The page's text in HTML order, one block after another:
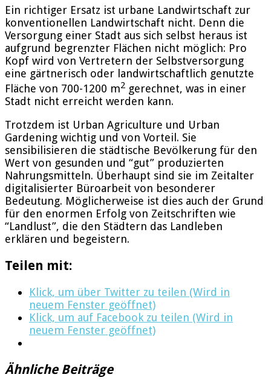
Ein richtiger Ersatz ist urbane Landwirtschaft zur
konventionellen Landwirtschaft nicht. Denn die
Versorgung einer Stadt aus sich selbst heraus ist
aufgrund begrenzter Flächen nicht möglich: Pro
Kopf wird von Vertretern der Selbstversorgung
eine gärtnerisch oder landwirtschaftlich genutzte
Fläche von 700-1200 m2 gerechnet, was in einer
Stadt nicht erreicht werden kann.
Trotzdem ist Urban Agriculture und Urban
Gardening wichtig und von Vorteil. Sie
sensibilisieren die städtische Bevölkerung für den
Wert von gesunden und “gut” produzierten
Nahrungsmitteln. Überhaupt sind sie im Zeitalter
digitalisierter Büroarbeit von besonderer
Bedeutung. Möglicherweise ist dies auch der Grund
für den enormen Erfolg von Zeitschriften wie
“Landlust”, die den Städtern das Landleben
erklären und begeistern.
Teilen mit:
Klick, um über Twitter zu teilen (Wird in
neuem Fenster geöffnet)
Klick, um auf Facebook zu teilen (Wird in
neuem Fenster geöffnet)
Ähnliche Beiträge